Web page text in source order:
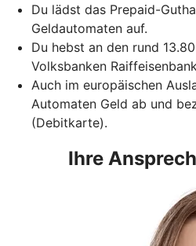
Du lädst das Prepaid-
Geldautomaten auf.
Du hebst an den rund
Volksbanken
Auch im europäischen
Automaten Geld ab und
(Debitkarte).
Ihre